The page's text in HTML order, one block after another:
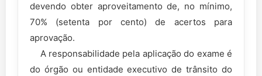
devendo obter aproveitamento de, no mínimo,
70% (setenta por cento) de acertos para
aprovação.
A responsabilidade pela aplicação do exame é
do órgão ou entidade executivo de trânsito do